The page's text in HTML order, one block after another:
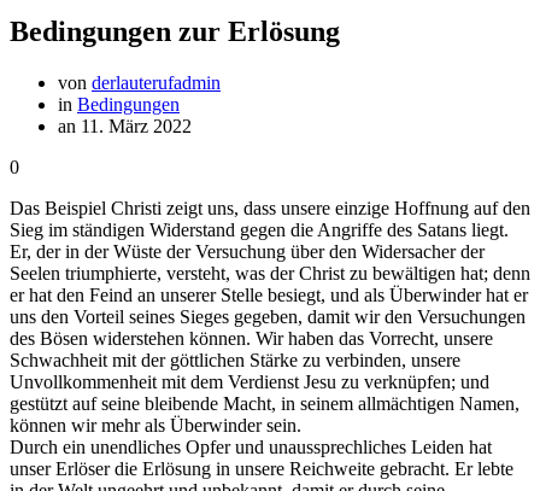
Bedingungen zur Erlösung
von derlauterufadmin
in Bedingungen
an 11. März 2022
0
Das Beispiel Christi zeigt uns, dass unsere einzige Hoffnung auf den
Sieg im ständigen Widerstand gegen die Angriffe des Satans liegt.
Er, der in der Wüste der Versuchung über den Widersacher der
Seelen triumphierte, versteht, was der Christ zu bewältigen hat; denn
er hat den Feind an unserer Stelle besiegt, und als Überwinder hat er
uns den Vorteil seines Sieges gegeben, damit wir den Versuchungen
des Bösen widerstehen können. Wir haben das Vorrecht, unsere
Schwachheit mit der göttlichen Stärke zu verbinden, unsere
Unvollkommenheit mit dem Verdienst Jesu zu verknüpfen; und
gestützt auf seine bleibende Macht, in seinem allmächtigen Namen,
können wir mehr als Überwinder sein.
Durch ein unendliches Opfer und unaussprechliches Leiden hat
unser Erlöser die Erlösung in unsere Reichweite gebracht. Er lebte